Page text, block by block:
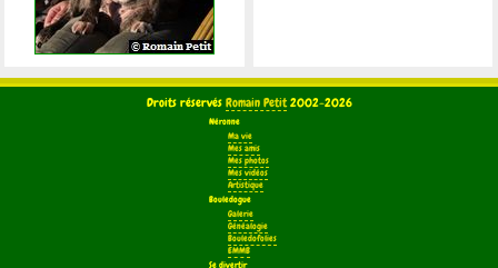
Droits réservés Romain Petit2002-2026
Néronne
Ma vie
Mes amis
Mes photos
Mes vidéos
Artistique
Bouledogue
Galerie
Généalogie
Bouledofolies
EMMB
Se divertir